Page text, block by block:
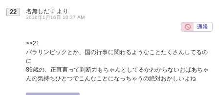
22 名無しだＪ より
2016年1月16日 10:37 AM
>>21
パラリンピックとか、国の行事に関わるようなことたくさんしてるの
に
89歳の、正直言って判断力もちゃんとしてるかわからないおばあちゃ
んの気持ちひとつでこんなことになっちゃうの絶対おかしいよね